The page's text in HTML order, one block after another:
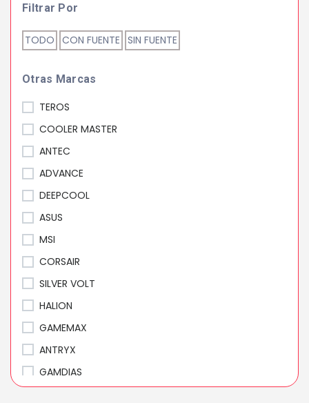
Filtrar Por
TODO CON FUENTE SIN FUENTE
Otras Marcas
TEROS
COOLER MASTER
ANTEC
ADVANCE
DEEPCOOL
ASUS
MSI
CORSAIR
SILVER VOLT
HALION
GAMEMAX
ANTRYX
GAMDIAS